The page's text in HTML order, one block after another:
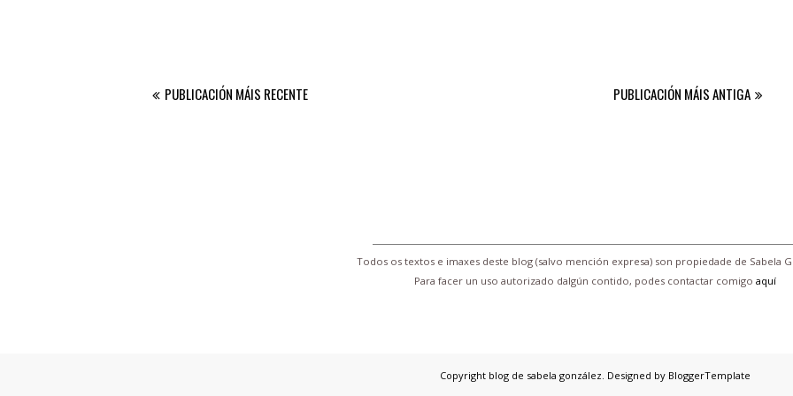
PUBLICACIÓN MÁIS RECENTE PUBLICACIÓN MÁIS ANTIGA
Todos os textos e imaxes deste blog (salvo mención expresa) son propiedade de Sabela
Para facer un uso autorizado dalgún contido, podes contactar comigo aquí
Copyright blog de sabela gonzález. Designed by BloggerTemplate